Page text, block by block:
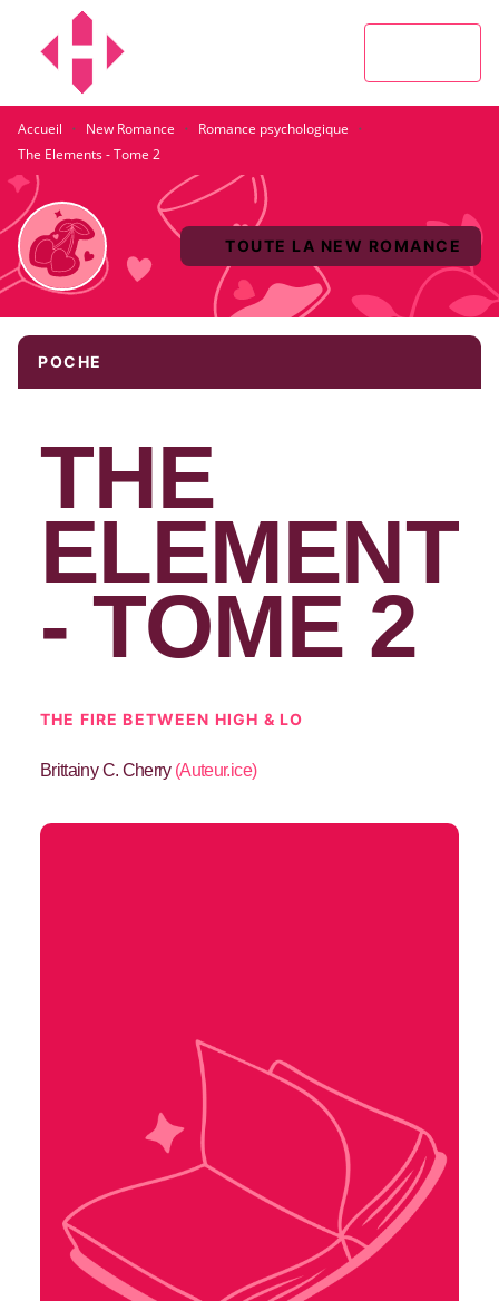
MENU
Accueil · New Romance · Romance psychologique ·
The Elements - Tome 2
TOUTE LA NEW ROMANCE
POCHE
THE
- TOME 2
THE FIRE BETWEEN HIGH & LO
Brittainy C. Cherry(Auteur.ice)